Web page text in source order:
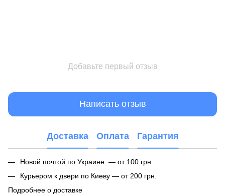
Добавьте первый отзыв
Написать отзыв
Доставка Оплата Гарантия
Новой почтой по Украине — от 100 грн.
Курьером к двери по Киеву — от 200 грн.
Подробнее о доставке